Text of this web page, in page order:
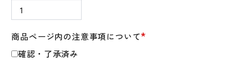
商品ページ内の注意事項について*
確認・了承済み
ト
ZETT
軟
式